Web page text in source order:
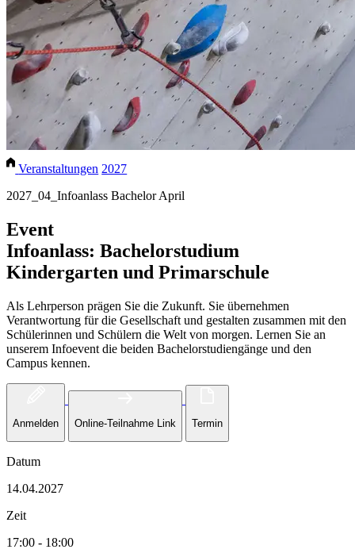
Veranstaltungen 2027
2027_04_Infoanlass Bachelor April
Event
Infoanlass: Bachelorstudium
Kindergarten und Primarschule
Als Lehrperson prägen Sie die Zukunft. Sie übernehmen
Verantwortung für die Gesellschaft und gestalten zusammen mit den
Schülerinnen und Schülern die Welt von morgen. Lernen Sie an
unserem Infoevent die beiden Bachelorstudiengänge und den
Campus kennen.
Anmelden Online-Teilnahme Link Termin
Datum
14.04.2027
Zeit
17:00 - 18:00